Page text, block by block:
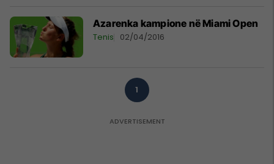
Azarenka kampione në Miami Open
Tenis 02/04/2016
1